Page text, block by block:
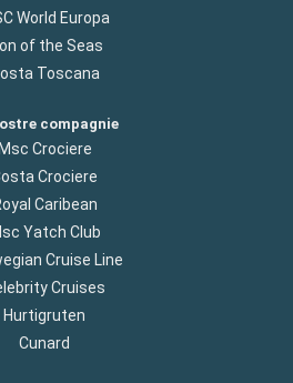
World Europa
of the Seas
Toscana
compagnie
Msc Crociere
Crociere
Caribean
Yatch Club
Cruise Line
Cruises
Hurtigruten
Cunard